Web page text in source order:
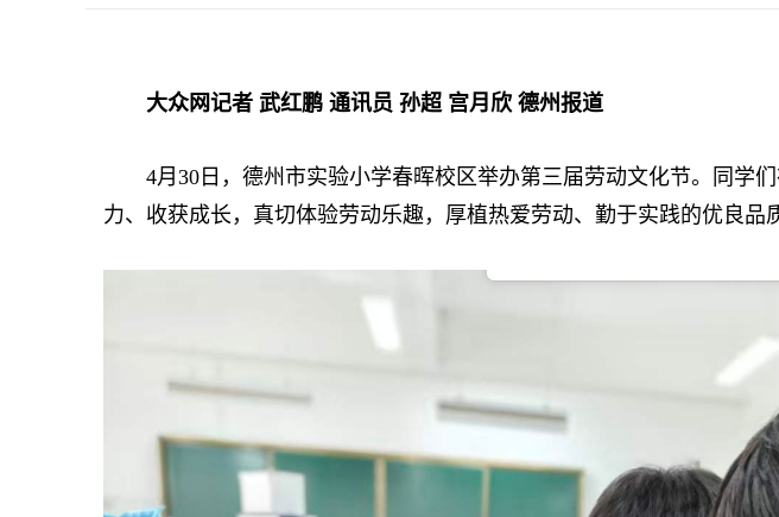
大众网记者 武红鹏 通讯员 孙超 宫月欣 德州报道
4月30日，德州市实验小学春晖校区举办第三届劳动文化节。同学们
力、收获成长，真切体验劳动乐趣，厚植热爱劳动、勤于实践的优良品